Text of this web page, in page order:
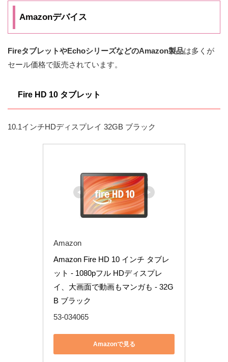
Amazonデバイス
FireタブレットやEchoシリーズなどのAmazon製品は多くが
セール価格で販売されています。
Fire HD 10 タブレット
10.1インチHDディスプレイ 32GB ブラック
Amazon
Amazon Fire HD 10 インチ タブレ
ット - 1080pフル HDディスプレ
イ、大画面で動画もマンガも - 32G
B ブラック
53-034065
Amazonで見る